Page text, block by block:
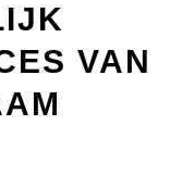
VAN